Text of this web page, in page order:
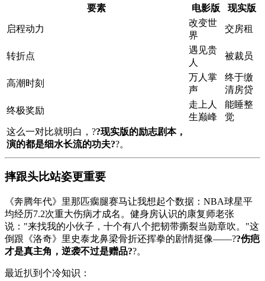
要素 电影版 现实版
启程动力
改变世
界
交房租
转折点
遇见贵
人
被裁员
高潮时刻
万人掌
声
终于缴
清房贷
终极奖励
走上人
生巅峰
能睡整
觉
这么一对比就明白，??现实版的励志剧本，
演的都是细水长流的功夫??。
摔跟头比站姿更重要
《奔腾年代》里那匹瘸腿赛马让我想起个数据：NBA球星平
均经历7.2次重大伤病才成名。健身房认识的康复师老张
说："来找我的小伙子，十个有八个把韧带撕裂当勋章吹。"这
倒跟《洛奇》里史泰龙鼻梁骨折还挥拳的剧情挺像——??伤疤
才是真主角，逆袭不过是赠品??。
最近扒到个冷知识：